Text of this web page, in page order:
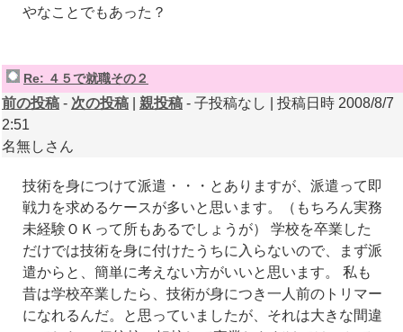
やなことでもあった？
Re: ４５で就職その２
前の投稿 - 次の投稿 親投稿 - 子投稿なし | 投稿日時 2008/8/7
2:51
名無しさん
技術を身につけて派遣・・・とありますが、派遣って即
戦力を求めるケースが多いと思います。（もちろん実務
未経験ＯＫって所もあるでしょうが） 学校を卒業した
だけでは技術を身に付けたうちに入らないので、まず派
遣からと、簡単に考えない方がいいと思います。 私も
昔は学校卒業したら、技術が身につき一人前のトリマー
になれるんだ。と思っていましたが、それは大きな間違